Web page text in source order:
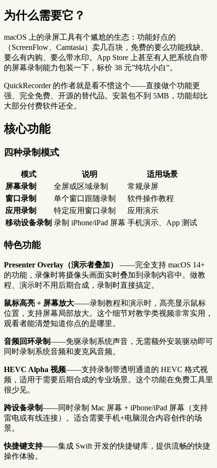
为什么需要它？
macOS 上的录屏工具有个尴尬的生态：功能好点的
（ScreenFlow、Camtasia）卖几百块，免费的要么功能残缺、
要么有内购、要么带水印。App Store 上甚至有人把系统自带
的屏幕录制能力包装一下，标价 38 元”纯坑小白”。
QuickRecorder 的作者就是看不惯这个——直接做个功能更
强、完全免费、开源的替代品。安装包不到 5MB，功能却比
大部分付费软件还全。
核心功能
四种录制模式
模式 说明
适用场景
屏幕录制
全屏或区域录制
常规录屏
窗口录制
单个窗口跟随录制
软件操作教程
应用录制
特定应用窗口录制
应用演示
移动设备录制 录制 iPhone/iPad 屏幕 手机演示、App 测试
特色功能
Presenter Overlay（演示者叠加）
——完全支持 macOS 14+
的功能，录像时将摄像头画面实时叠加到录制内容中。做教
程、演示时不用后期合成，录制时直接搞定。
鼠标高亮 + 屏幕放大——录制教程和演示时，高亮显示鼠标
位置，支持屏幕局部放大。这个细节对教学类视频非常实用，
观看者能清楚知道你点的是哪里。
音频回环录制——免驱录制系统声音，无需额外安装驱动即可
同时录制系统音频和麦克风音频。
HEVC Alpha 视频——支持录制带透明通道的 HEVC 格式视
频，适用于需要后期合成的专业场景。这个功能在免费工具里
很少见。
跨设备录制——同时录制 Mac 屏幕 + iPhone/iPad 屏幕（支持
雷电或有线连接）。适合需要手机+电脑混合内容创作的场
景。
快捷键支持——集成 Swift 开发的快捷键库，提供流畅的快捷
操作体验。